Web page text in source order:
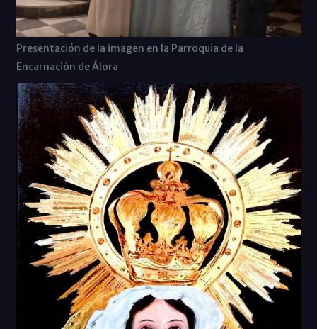
Presentación de la imagen en la Parroquia de la
Encarnación de Álora